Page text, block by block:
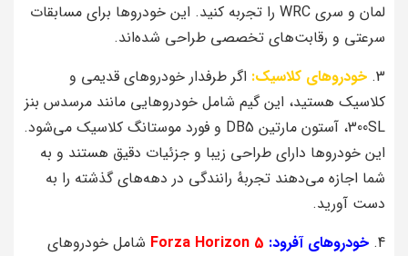
لمان و سری WRC را تجربه کنید. این خودروها برای مسابقات
سرعتی و رقابت‌های تخصصی طراحی شده‌اند.
3. خودروهای کلاسیک: اگر طرفدار خودروهای قدیمی و
کلاسیک هستید، این گیم شامل خودروهایی مانند مرسدس بنز
300SL، آستون مارتین DB5 و فورد موستانگ کلاسیک می‌شود.
این خودروها دارای طراحی زیبا و جزئیات دقیق هستند و به
شما اجازه می‌دهند تجربهٔ رانندگی در دهه‌های گذشته را به
دست آورید.
4. خودروهای آفرود: Forza Horizon 5 شامل خودروهای